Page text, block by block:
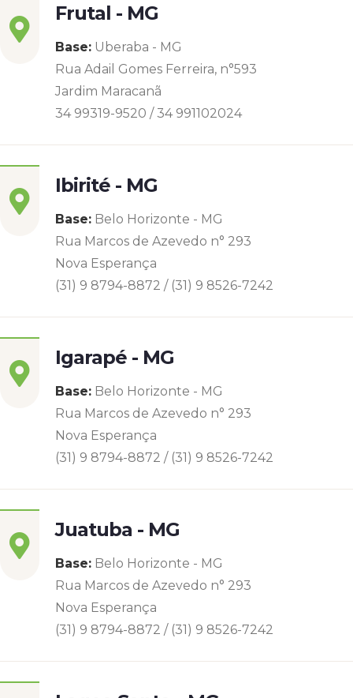
Frutal - MG
Base: Uberaba - MG
Rua Adail Gomes Ferreira, n°593
Jardim Maracanã
34 99319-9520 / 34 991102024
Ibirité - MG
Base: Belo Horizonte - MG
Rua Marcos de Azevedo n° 293
Nova Esperança
(31) 9 8794-8872 / (31) 9 8526-7242
Igarapé - MG
Base: Belo Horizonte - MG
Rua Marcos de Azevedo n° 293
Nova Esperança
(31) 9 8794-8872 / (31) 9 8526-7242
Juatuba - MG
Base: Belo Horizonte - MG
Rua Marcos de Azevedo n° 293
Nova Esperança
(31) 9 8794-8872 / (31) 9 8526-7242